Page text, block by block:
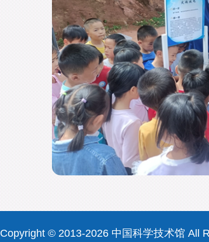
Copyright © 2013-2026 中国科学技术馆 All